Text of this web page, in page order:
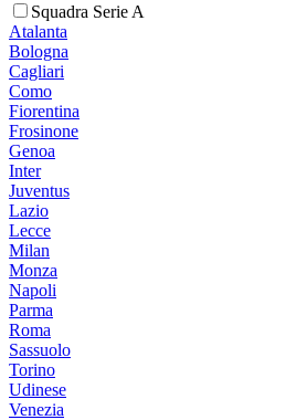
Squadra Serie A
Atalanta
Bologna
Cagliari
Como
Fiorentina
Frosinone
Genoa
Inter
Juventus
Lazio
Lecce
Milan
Monza
Napoli
Parma
Roma
Sassuolo
Torino
Udinese
Venezia